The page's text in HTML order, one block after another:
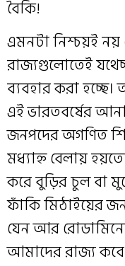
বৈকি!
এমনটা নিশ্চয়ই নয়
রাজ্যগুলোতেই
ব্যবহার করা
এই ভারতবর্ষের
জনপদের অগণিত
মধ্যাহ্ন বেলায়
করে বুড়ির চুল বা
ফাঁকি মিঠাইয়ের
যেন আর
আমাদের রাজ্য